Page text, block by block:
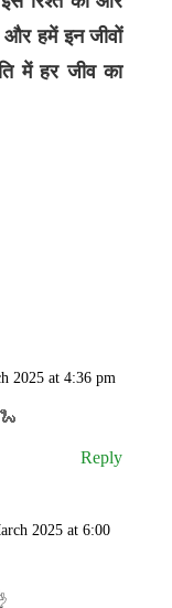
हमें इन जीवों
में हर जीव का
2025 at 4:36 pm
Reply
2025 at 6:00